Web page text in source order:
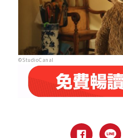
©StudioCanal